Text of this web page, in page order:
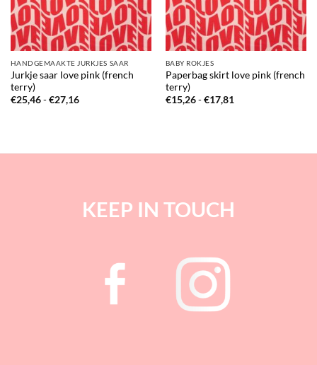
HANDGEMAAKTE JURKJES SAAR
Jurkje saar love pink (french
terry)
€25,46 - €27,16Prijsklasse:
BABY ROKJES
Paperbag skirt love pink (french
terry)
€15,26 - €17,81
KEEP IN TOUCH